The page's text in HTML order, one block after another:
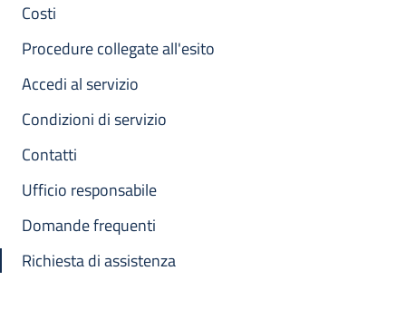
Costi
Procedure collegate all'esito
Accedi al servizio
Condizioni di servizio
Contatti
Ufficio responsabile
Domande frequenti
Richiesta di assistenza